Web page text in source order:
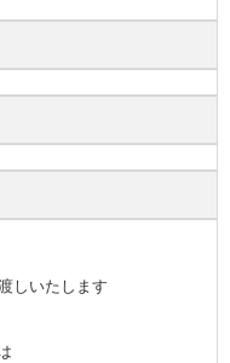
しいたします